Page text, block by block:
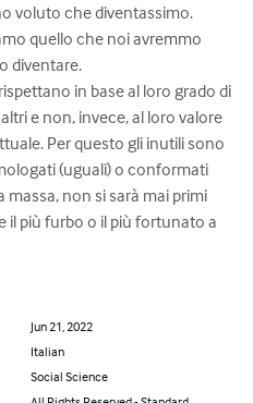
voluto che diventassimo.
quello che noi avremmo
diventare.
in base al loro grado di
e non, invece, al loro valore
Per questo gli inutili sono
(uguali) o conformati
massa, non si sarà mai primi
il più furbo o il più fortunato a
Jun 21, 2022
Italian
Social Science